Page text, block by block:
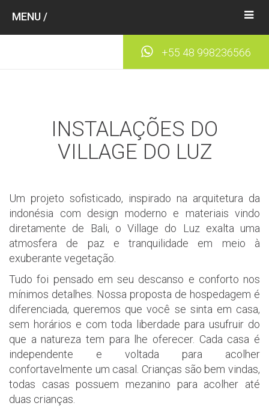
MENU /
+55 48 998236566
INSTALAÇÕES DO
VILLAGE DO LUZ
Um projeto sofisticado, inspirado na arquitetura da
indonésia com design moderno e materiais vindo
diretamente de Bali, o Village do Luz exalta uma
atmosfera de paz e tranquilidade em meio à
exuberante vegetação.
Tudo foi pensado em seu descanso e conforto nos
mínimos detalhes. Nossa proposta de hospedagem é
diferenciada, queremos que você se sinta em casa,
sem horários e com toda liberdade para usufruir do
que a natureza tem para lhe oferecer. Cada casa é
independente e voltada para acolher
confortavelmente um casal. Crianças são bem vindas,
todas casas possuem mezanino para acolher até
duas crianças.